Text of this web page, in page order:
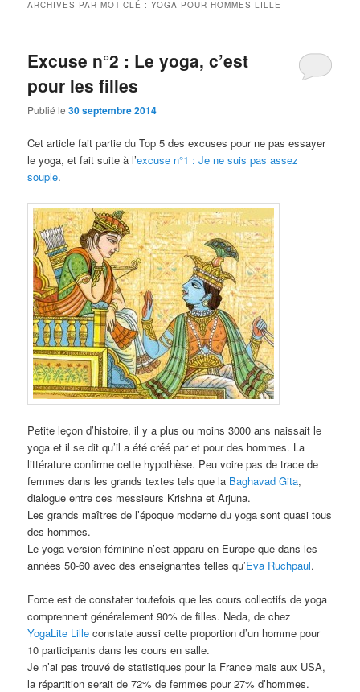
ARCHIVES PAR MOT-CLÉ :YOGA POUR HOMMES LILLE
Excuse n°2 : Le yoga, c’est
pour les filles
Publié le30 septembre 2014
Cet article fait partie du Top 5 des excuses pour ne pas essayer
le yoga, et fait suite à l’excuse n°1 : Je ne suis pas assez
souple.
Petite leçon d’histoire, il y a plus ou moins 3000 ans naissait le
yoga et il se dit qu’il a été créé par et pour des hommes. La
littérature confirme cette hypothèse. Peu voire pas de trace de
femmes dans les grands textes tels que la Baghavad Gita,
dialogue entre ces messieurs Krishna et Arjuna.
Les grands maîtres de l’époque moderne du yoga sont quasi tous
des hommes.
Le yoga version féminine n’est apparu en Europe que dans les
années 50-60 avec des enseignantes telles qu’Eva Ruchpaul.
Force est de constater toutefois que les cours collectifs de yoga
comprennent généralement 90% de filles. Neda, de chez
YogaLite Lille constate aussi cette proportion d’un homme pour
10 participants dans les cours en salle.
Je n’ai pas trouvé de statistiques pour la France mais aux USA,
la répartition serait de 72% de femmes pour 27% d’hommes.